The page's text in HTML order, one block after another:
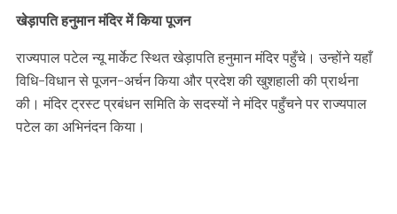
खेड़ापति हनुमान मंदिर में किया पूजन
राज्यपाल पटेल न्यू मार्केट स्थित खेड़ापति हनुमान मंदिर पहुँचे। उन्होंने यहाँ
विधि-विधान से पूजन-अर्चन किया और प्रदेश की खुशहाली की प्रार्थना
की। मंदिर ट्रस्ट प्रबंधन समिति के सदस्यों ने मंदिर पहुँचने पर राज्यपाल
पटेल का अभिनंदन किया।